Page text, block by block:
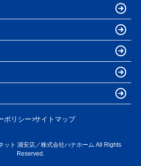
ポリシー サイトマップ
ット 浦安店／株式会社ハナホーム All Rights
Reserved.